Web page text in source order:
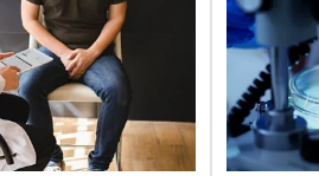
R&D
海外
& Medical
デジタル・Dtx
その他
ファイン・
プラスチッ
農薬・農業
電子材料
自動車